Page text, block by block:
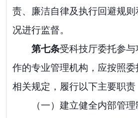
责、廉洁自律及执行回避规
况进行监督。
第七条受科技厅委托参
作的专业管理机构，应按照
相关规定，履行以下主要职责
（一）建立健全内部管